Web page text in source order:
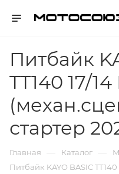
Питбайк
TT140 17/14
стартер
Главная — Каталог —
Питбайк KAYO BASIC